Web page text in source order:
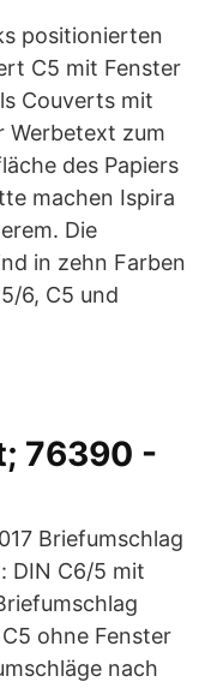
positionierten
C5 mit Fenster
Couverts mit
Werbetext zum
des Papiers
machen Ispira
Die
in zehn Farben
6, C5 und
76390 -
Briefumschlag
DIN C6/5 mit
ohne Fenster
nach